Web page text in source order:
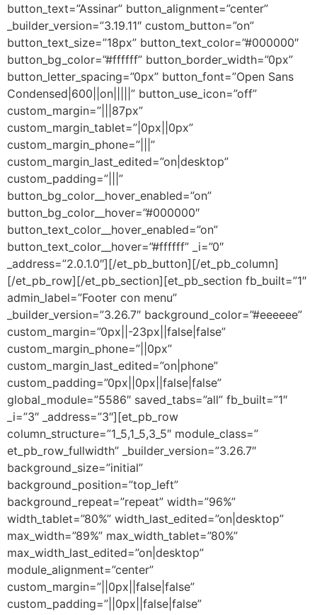
button_text=”Assinar” button_alignment=”center”
_builder_version=”3.19.11″ custom_button=”on”
button_text_size=”18px” button_text_color=”#000000″
button_bg_color=”#ffffff” button_border_width=”0px”
button_letter_spacing=”0px” button_font=”Open Sans
Condensed|600||on|||||” button_use_icon=”off”
custom_margin=”|||87px”
custom_margin_tablet=”|0px||0px”
custom_margin_phone=”|||”
custom_margin_last_edited=”on|desktop”
custom_padding=”|||”
button_bg_color__hover_enabled=”on”
button_bg_color__hover=”#000000″
button_text_color__hover_enabled=”on”
button_text_color__hover=”#ffffff” _i=”0″
_address=”2.0.1.0″][/et_pb_button][/et_pb_column]
[/et_pb_row][/et_pb_section][et_pb_section fb_built=”1″
admin_label=”Footer con menu”
_builder_version=”3.26.7″ background_color=”#eeeeee”
custom_margin=”0px||-23px||false|false”
custom_margin_phone=”||0px”
custom_margin_last_edited=”on|phone”
custom_padding=”0px||0px||false|false”
global_module=”5586″ saved_tabs=”all” fb_built=”1″
_i=”3″ _address=”3″][et_pb_row
column_structure=”1_5,1_5,3_5″ module_class=”
et_pb_row_fullwidth” _builder_version=”3.26.7″
background_size=”initial”
background_position=”top_left”
background_repeat=”repeat” width=”96%”
width_tablet=”80%” width_last_edited=”on|desktop”
max_width=”89%” max_width_tablet=”80%”
max_width_last_edited=”on|desktop”
module_alignment=”center”
custom_margin=”||0px||false|false”
custom_padding=”||0px||false|false”